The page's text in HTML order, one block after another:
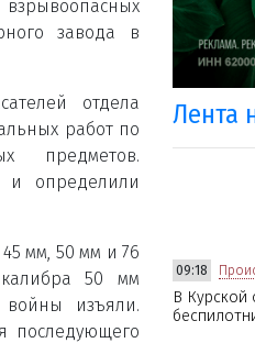
завода в
отдела
работ по
предметов.
и определили
мм, 50 мм и 76
50 мм
войны изъяли.
последующего
Лента
09:18
В Курской